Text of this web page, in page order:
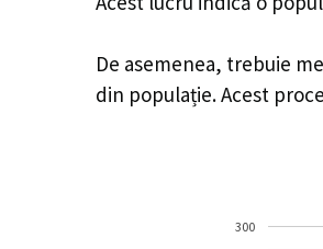
De asemenea, trebuie
din populație. Acest
300